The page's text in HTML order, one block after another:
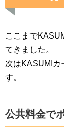
ここまで
てきました。
次はKASUMIカ
す。
公共料金で